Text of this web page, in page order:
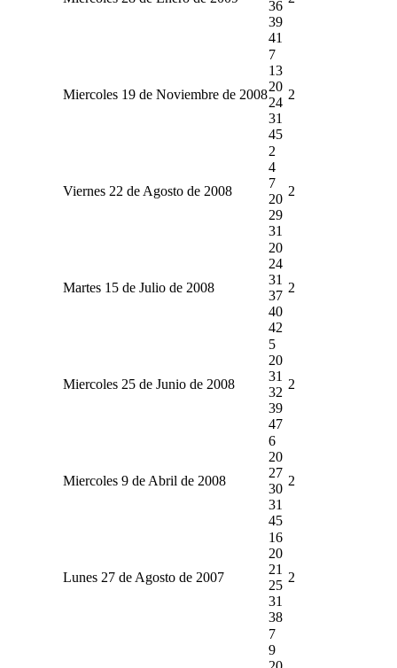
36
39
41
Miercoles 19 de Noviembre de 2008
7
13
20
24
31
45
2
Viernes 22 de Agosto de 2008
2
4
7
20
29
31
2
Martes 15 de Julio de 2008
20
24
31
37
40
42
2
Miercoles 25 de Junio de 2008
5
20
31
32
39
47
2
Miercoles 9 de Abril de 2008
6
20
27
30
31
45
2
Lunes 27 de Agosto de 2007
16
20
21
25
31
38
2
7
9